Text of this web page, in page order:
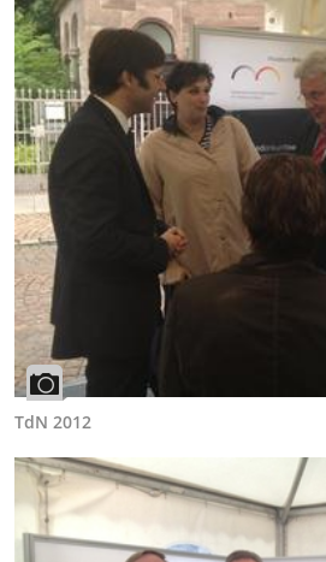
TdN 2012